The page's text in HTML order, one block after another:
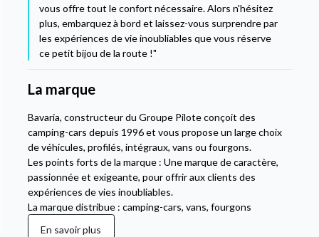
vous offre tout le confort nécessaire. Alors n'hésitez
plus, embarquez à bord et laissez-vous surprendre par
les expériences de vie inoubliables que vous réserve
ce petit bijou de la route !"
La marque
Bavaria, constructeur du Groupe Pilote conçoit des
camping-cars depuis 1996 et vous propose un large choix
de véhicules, profilés, intégraux, vans ou fourgons.
Les points forts de la marque : Une marque de caractère,
passionnée et exigeante, pour offrir aux clients des
expériences de vies inoubliables.
La marque distribue : camping-cars, vans, fourgons
En savoir plus